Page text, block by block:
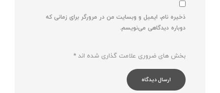
ذخیره نام، ایمیل و وبسایت من در مرورگر برای زمانی که
دوباره دیدگاهی می‌نویسم.
بخش های ضروری علامت گذاری شده اند *